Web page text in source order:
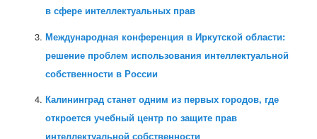
в сфере интеллектуальных прав
Международная конференция в Иркутской области:
решение проблем использования интеллектуальной
собственности в России
Калининград станет одним из первых городов, где
откроется учебный центр по защите прав
интеллектуальной собственности